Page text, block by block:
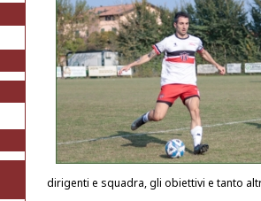
dirigenti e squadra, gli obiettivi e tanto